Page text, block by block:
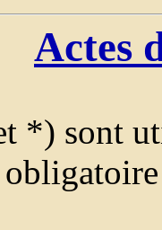
Actes
*) sont